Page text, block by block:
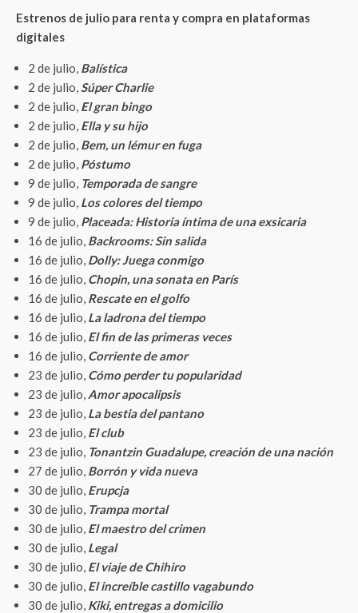
Estrenos de julio para renta y compra en plataformas
digitales
2 de julio, Balística
2 de julio,Súper Charlie
2 de julio, El gran bingo
2 de julio, Ella y su hijo
2 de julio, Bem, un lémur en fuga
2 de julio, Póstumo
9 de julio, Temporada de sangre
9 de julio, Los colores del tiempo
9 de julio, Placeada: Historia íntima de una exsicaria
16 de julio, Backrooms: Sin salida
16 de julio, Dolly: Juega conmigo
16 de julio, Chopin, una sonata en París
16 de julio, Rescate en el golfo
16 de julio, La ladrona del tiempo
16 de julio, El fin de las primeras veces
16 de julio, Corriente de amor
23 de julio, Cómo perder tu popularidad
23 de julio, Amor apocalipsis
23 de julio, La bestia del pantano
23 de julio, El club
23 de julio, Tonantzin Guadalupe, creación de una nación
27 de julio, Borrón y vida nueva
30 de julio, Erupcja
30 de julio, Trampa mortal
30 de julio, El maestro del crimen
30 de julio, Legal
30 de julio, El viaje de Chihiro
30 de julio, El increíble castillo vagabundo
30 de julio, Kiki, entregas a domicilio